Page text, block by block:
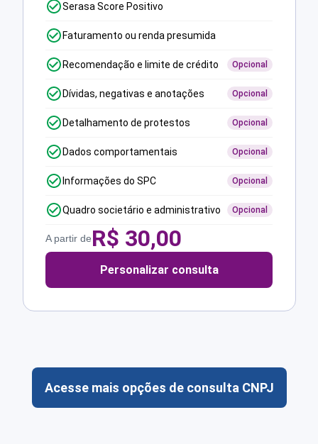
Serasa Score Positivo
Faturamento ou renda presumida
Recomendação e limite de crédito Opcional
Dívidas, negativas e anotações Opcional
Detalhamento de protestos Opcional
Dados comportamentais Opcional
Informações do SPC Opcional
Quadro societário e administrativo Opcional
A partir deR$ 30,00
Personalizar consulta
Acesse mais opções de consulta CNPJ